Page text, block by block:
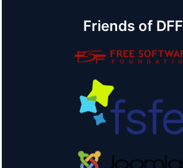
Friends of DFF